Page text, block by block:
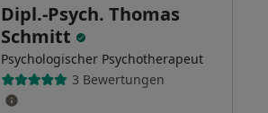
Dipl.-Psych. Thomas
Schmitt
Psychologischer Psychotherapeut
3 Bewertungen